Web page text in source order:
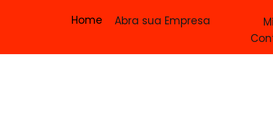
Home Abra sua Empresa